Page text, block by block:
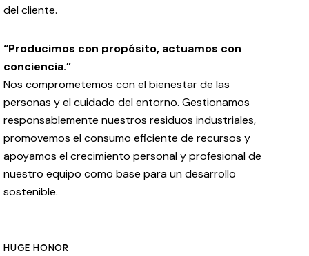
del cliente.
“Producimos con propósito, actuamos con
conciencia.”
Nos comprometemos con el bienestar de las
personas y el cuidado del entorno. Gestionamos
responsablemente nuestros residuos industriales,
promovemos el consumo eficiente de recursos y
apoyamos el crecimiento personal y profesional de
nuestro equipo como base para un desarrollo
sostenible.
HUGE HONOR